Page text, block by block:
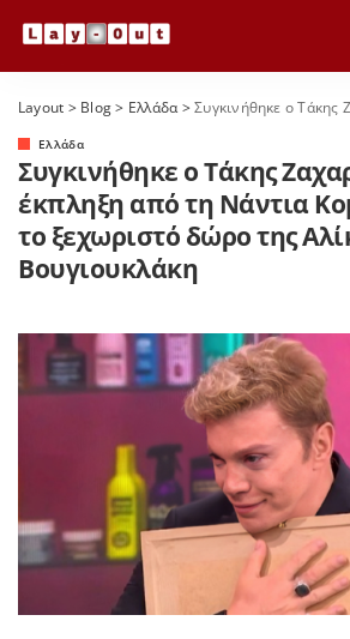
Layout > Blog> Ελλάδα>Συγκινήθηκε ο Τάκης Ζαχαράτος: Η έκπληξη από τη Νάντια
Ελλάδα
Συγκινήθηκε ο Τάκης
έκπληξη από τη Νάντια
το ξεχωριστό δώρο της
Βουγιουκλάκη